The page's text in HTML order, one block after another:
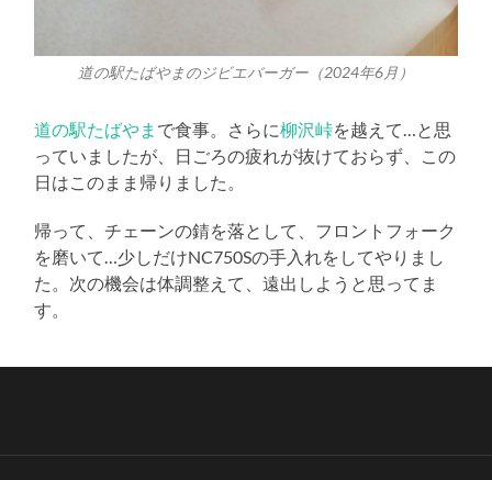
道の駅たばやまのジビエバーガー（2024年6月）
道の駅たばやま で食事。さらに柳沢峠を越えて…と思
っていましたが、日ごろの疲れが抜けておらず、この
日はこのまま帰りました。
帰って、チェーンの錆を落として、フロントフォーク
を磨いて…少しだけNC750Sの手入れをしてやりまし
た。次の機会は体調整えて、遠出しようと思ってま
す。